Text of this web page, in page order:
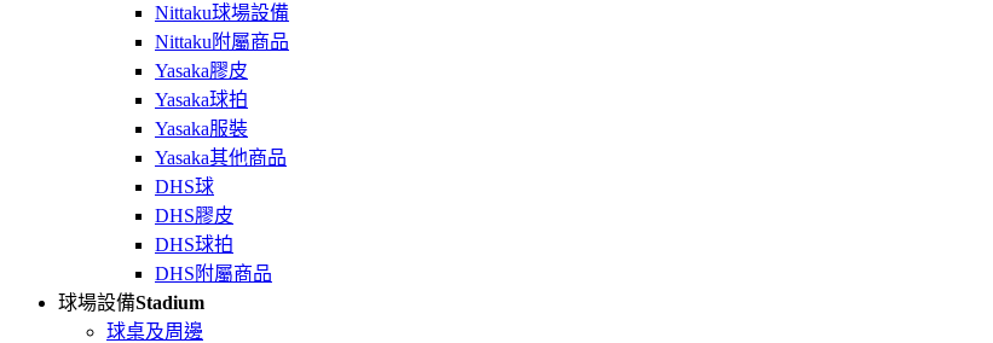
Nittaku球場設備
Nittaku附屬商品
Yasaka膠皮
Yasaka球拍
Yasaka服裝
Yasaka其他商品
DHS球
DHS膠皮
DHS球拍
DHS附屬商品
球場設備Stadium
球桌及周邊